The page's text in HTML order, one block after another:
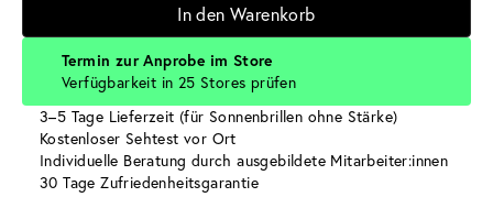
In den Warenkorb
Termin zur Anprobe im Store
Verfügbarkeit in 25 Stores prüfen
3–5 Tage Lieferzeit (für Sonnenbrillen ohne Stärke)
Kostenloser Sehtest vor Ort
Individuelle Beratung durch ausgebildete Mitarbeiter:innen
30 Tage Zufriedenheitsgarantie